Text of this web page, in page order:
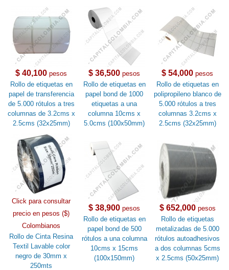
$ 40,100 pesos
Rollo de etiquetas en
papel de transferencia
de 5.000 rótulos a tres
columnas de 3.2cms x
2.5cms (32x25mm)
$ 36,500 pesos
Rollo de etiquetas en
papel bond de 1000
etiquetas a una
columna 10cms x
5.0cms (100x50mm)
$ 54,000 pesos
Rollo de etiquetas en
polipropileno blanco de
5.000 rótulos a tres
columnas 3.2cms x
2.5cms (32x25mm)
Click para consultar
precio en pesos ($)
Colombianos
Rollo de Cinta Resina
Textil Lavable color
negro de 30mm x
250mts
$ 38,900 pesos
Rollo de etiquetas en
papel bond de 500
rótulos a una columna
10cms x 15cms
(100x150mm)
$ 652,000pesos
Rollo de etiquetas
metalizadas de 5.000
rótulos autoadhesivos
a dos columnas 5cms
x 2.5cms (50x25mm)